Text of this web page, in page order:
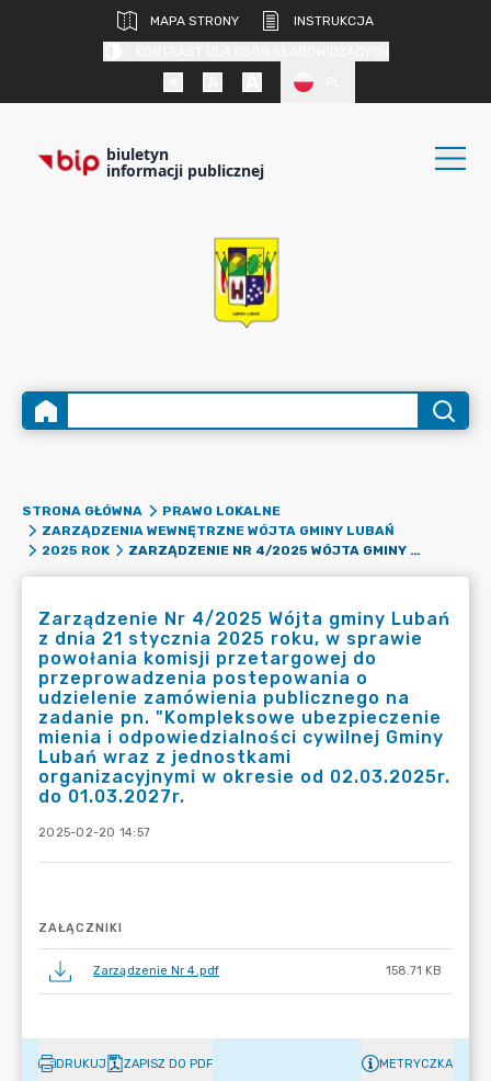
MAPA STRONY
INSTRUKCJA
biuletyn
informacji publicznej
STRONA GŁÓWNA
PRAWO LOKALNE
ZARZĄDZENIA WEWNĘTRZNE WÓJTA GMINY LUBAŃ
2025 ROK
ZARZĄDZENIE NR 4/2025 WÓJTA GMINY LUBAŃ Z DNIA 21 STYCZNIA 2025 ROKU, W SPRAWIE POWOŁANIA KOMISJI PRZETARGOWEJ DO PRZEPROWADZENIA POSTEPOWANIA O UDZIELENIE ZAMÓWIENIA PUBLICZNEGO NA ZADANIE PN. "KOMPLEKSOWE UBEZPIECZENIE MIENIA I ODPOWIEDZIALNOŚCI CYWILNEJ GMINY LUBAŃ WRAZ Z JEDNOSTKAMI ORGANIZACYJNYMI W OKRESIE OD 02.03.2025R. DO 01.03.2027R.
Zarządzenie Nr 4/2025 Wójta gminy Lubań
z dnia 21 stycznia 2025 roku, w sprawie
powołania komisji przetargowej do
przeprowadzenia postepowania o
udzielenie zamówienia publicznego na
zadanie pn. "Kompleksowe ubezpieczenie
mienia i odpowiedzialności cywilnej Gminy
Lubań wraz z jednostkami
organizacyjnymi w okresie od 02.03.2025r.
do 01.03.2027r.
2025-02-20 14:57
ZAŁĄCZNIKI
Zarządzenie Nr 4.pdf 158.71 KB
DRUKUJ ZAPISZ DO PDF METRYCZKA